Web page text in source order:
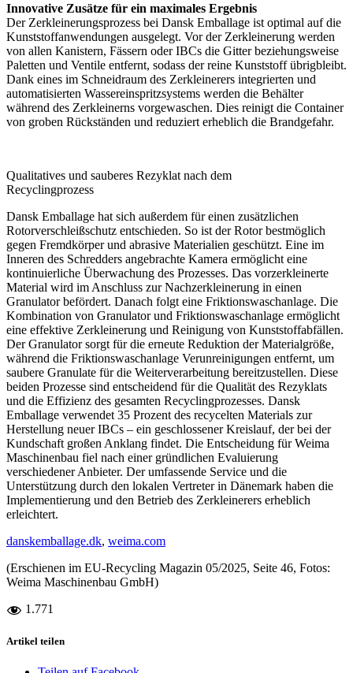
Innovative Zusätze für ein maximales Ergebnis
Der Zerkleinerungsprozess bei Dansk Emballage ist optimal auf die
Kunststoffanwendungen ausgelegt. Vor der Zerkleinerung werden
von allen Kanistern, Fässern oder IBCs die Gitter beziehungsweise
Paletten und Ventile entfernt, sodass der reine Kunststoff übrigbleibt.
Dank eines im Schneidraum des Zerkleinerers integrierten und
automatisierten Wasser­einspritzsystems werden die Behälter
während des Zerkleinerns vorgewaschen. Dies reinigt die Container
von groben Rückständen und reduziert erheblich die Brandgefahr.
Qualitatives und sauberes Rezyklat nach dem
Recyclingprozess
Dansk Emballage hat sich außerdem für einen zusätzlichen
Rotorverschleißschutz entschieden. So ist der Rotor bestmöglich
gegen Fremdkörper und abrasive Materialien geschützt. Eine im
Inneren des Schredders angebrachte Kamera ermöglicht eine
kontinuierliche Überwachung des Prozesses. Das vorzerkleinerte
Material wird im Anschluss zur Nachzerkleinerung in einen
Granulator befördert. Danach folgt eine Friktionswaschanlage. Die
Kombination von Granulator und Friktionswaschanlage ermöglicht
eine effektive Zerkleinerung und Reinigung von Kunststoffabfällen.
Der Granulator sorgt für die erneute Reduktion der Materialgröße,
während die Friktionswaschanlage Verunreinigungen entfernt, um
saubere Granulate für die Weiterverarbeitung bereitzustellen. Diese
beiden Prozesse sind entscheidend für die Qualität des Rezyklats
und die Effizienz des gesamten Recyclingprozesses. Dansk
Emballage verwendet 35 Prozent des recycelten Materials zur
Herstellung neuer IBCs – ein geschlossener Kreislauf, der bei der
Kundschaft großen Anklang findet. Die Entscheidung für Weima
Maschinenbau fiel nach einer gründlichen Evaluierung
verschiedener Anbieter. Der umfassende Service und die
Unterstützung durch den lokalen Vertreter in Dänemark haben die
Implementierung und den Betrieb des Zerkleinerers erheblich
erleichtert.
danskemballage.dk, weima.com
(Erschienen im EU-Recycling Magazin 05/2025, Seite 46, Fotos:
Weima Maschinenbau GmbH)
1.771
Artikel teilen